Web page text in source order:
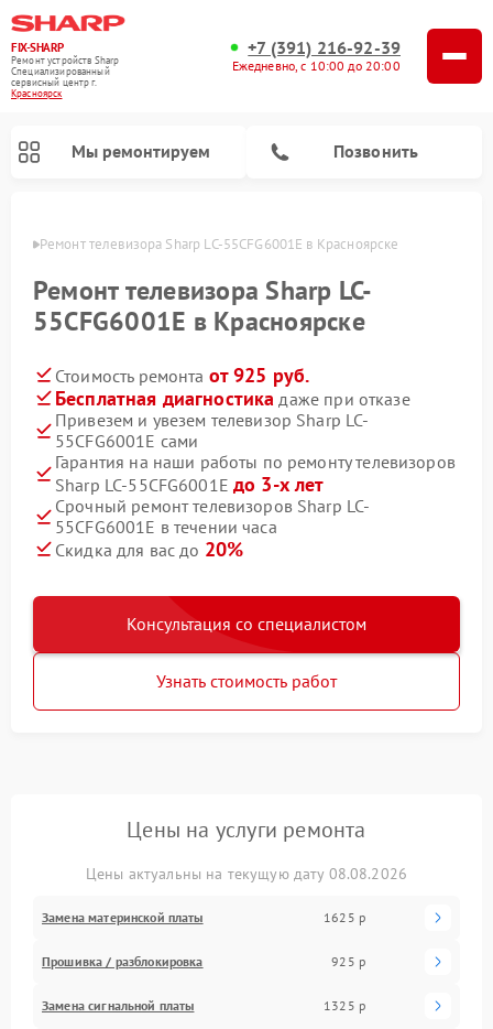
FIX-SHARP
Ремонт устройств Sharp
Специализированный
cервисный центр г.
Красноярск
+7 (391) 216-92-39
Ежедневно, с 10:00 до 20:00
Мы ремонтируем Позвонить
Ремонт телевизора Sharp LC-55CFG6001E в Красноярске
Ремонт телевизора Sharp LC-
55CFG6001E в Красноярске
Стоимость ремонта от 925 руб.
Бесплатная диагностика даже при отказе
Привезем и увезем телевизор Sharp LC-
55CFG6001E сами
Гарантия на наши работы по ремонту телевизоров
Sharp LC-55CFG6001E до 3-х лет
Срочный ремонт телевизоров Sharp LC-
55CFG6001E в течении часа
Скидка для вас до 20%
Консультация со специалистом
Узнать стоимость работ
Цены на услуги ремонта
Цены актуальны на текущую дату 08.08.2026
Замена материнской платы 1625 р
Прошивка / разблокировка 925 р
Замена сигнальной платы 1325 р